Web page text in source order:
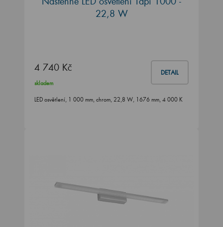
22,8 W
4 740 Kč DETAIL
skladem
LED osvětlení, 1 000 mm, chrom, 22,8 W, 1676 mm, 4 000 K